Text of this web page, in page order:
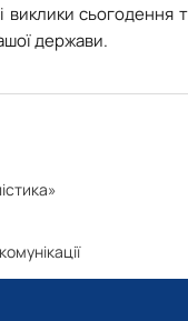
виклики сьогодення
держави.